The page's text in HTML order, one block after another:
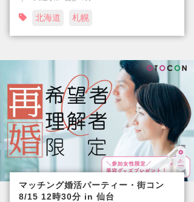
北海道 札幌
マッチング婚活パーティー・街コン
8/15 12時30分 in 仙台